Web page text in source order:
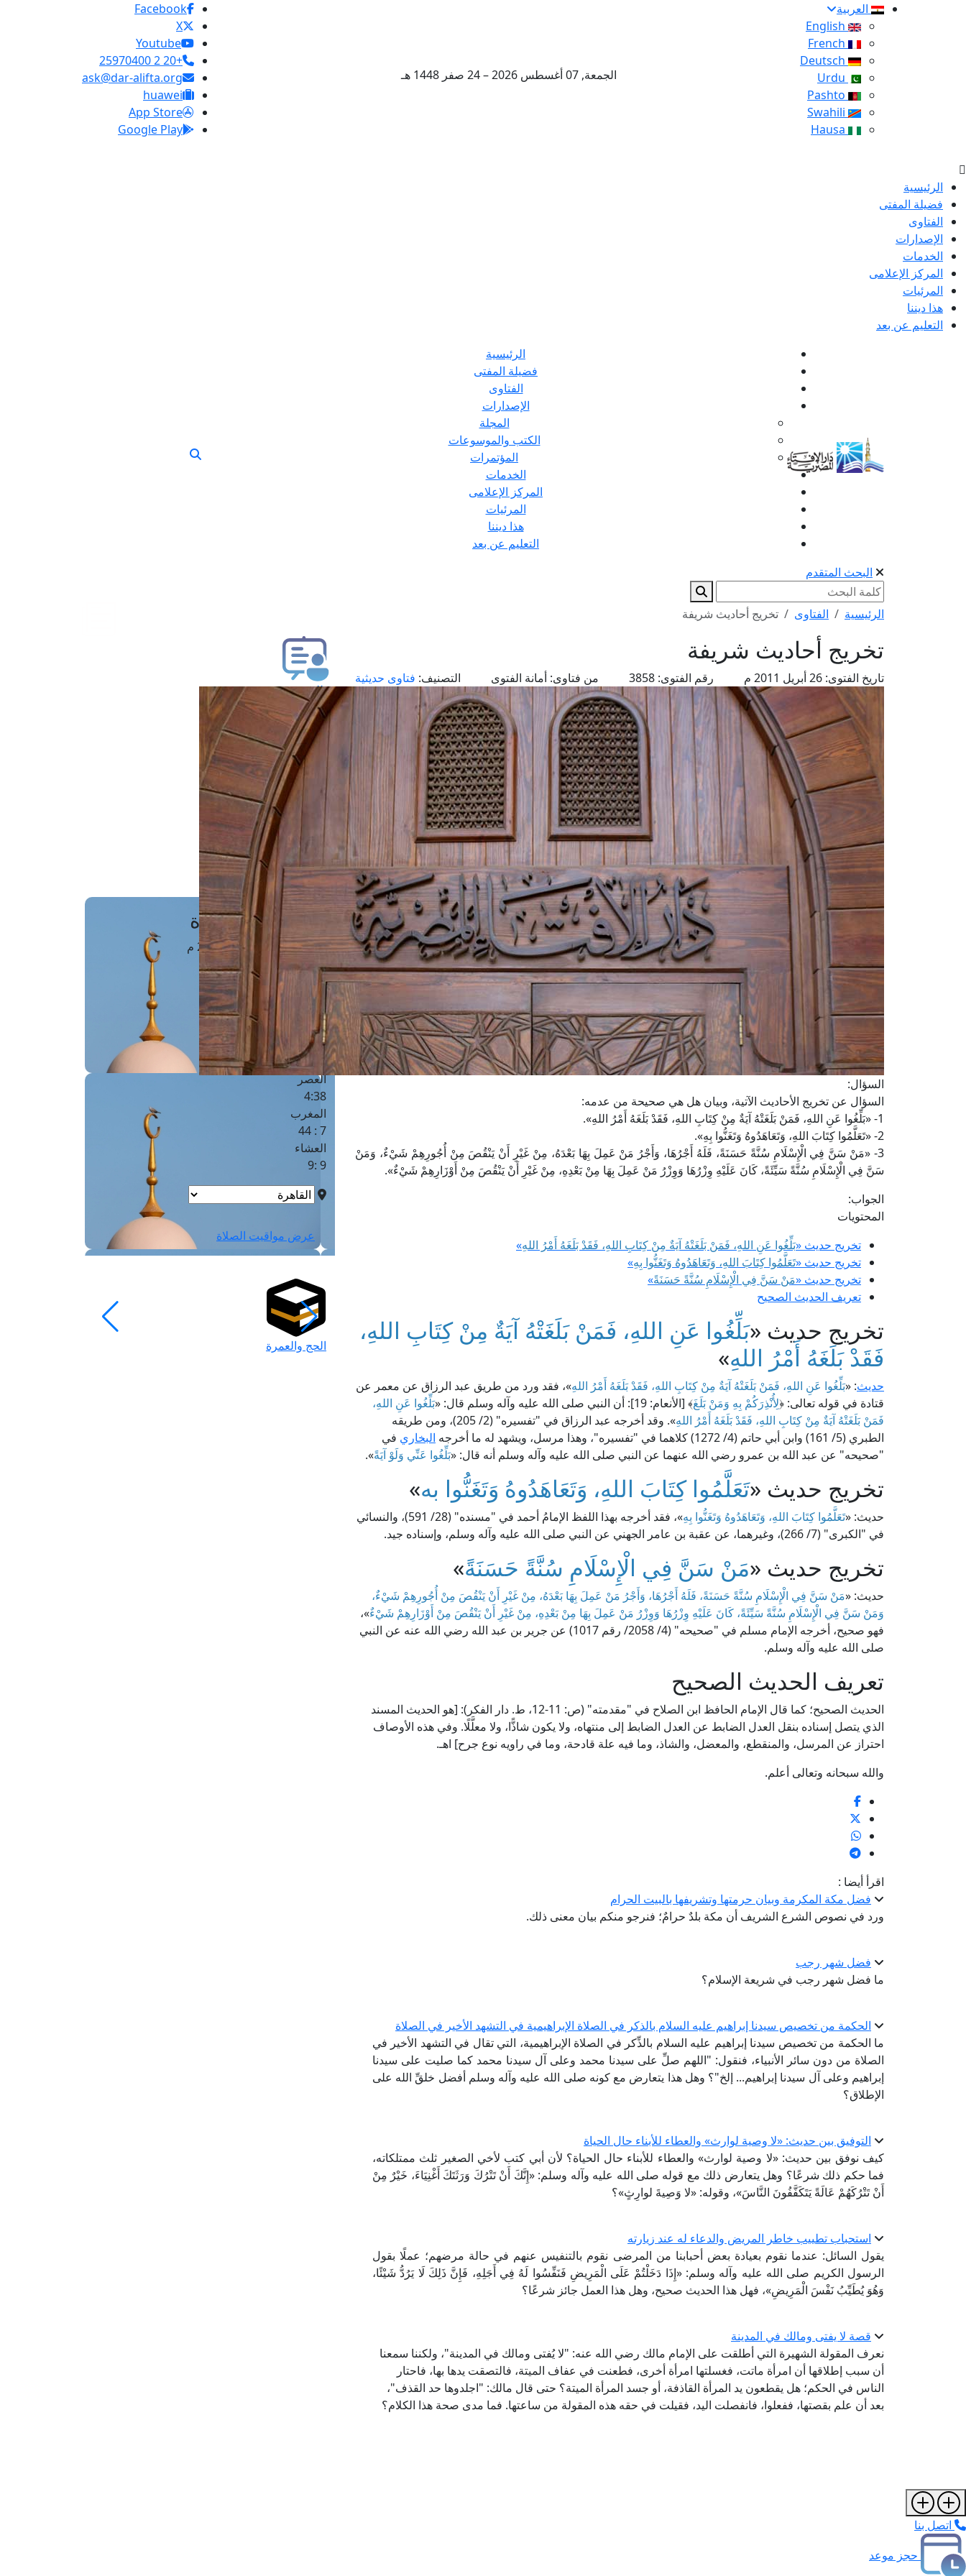
العربية
الجمعة, 07 أغسطس 2026 – 24 صفر 1448 هـ
Facebook
X
Youtube
+20 2 25970400
ask@dar-alifta.org
huawei
App Store
Google Play
الرئيسية
فضيلة المفتى
الفتاوى
الإصدارات
الخدمات
المركز الإعلامى
المرئيات
هذا ديننا
التعليم عن بعد
الرئيسية
فضيلة المفتى
الفتاوى
الإصدارات
المجلة
الكتب والموسوعات
المؤتمرات
الخدمات
المركز الإعلامى
المرئيات
هذا ديننا
التعليم عن بعد
البحث المتقدم
الرئيسية الفتاوى تخريج أحاديث شريفة
تخريج أحاديث شريفة
تاريخ الفتوى: رقم الفتوى: من فتاوى: أمانة الفتوى التصنيف: فتاوى حديثية
السؤال:
السؤال عن تخريج الأحاديث الآتية، وبيان هل هي صحيحة من عدمه:
1- «بَلِّغُوا عَنِ اللهِ، فَمَنْ بَلَغَتْهُ آيَةٌ مِنْ كِتَابِ اللهِ، فَقَدْ بَلَغَهُ أَمْرُ اللهِ».
2- «تَعَلَّمُوا كِتَابَ اللهِ، وَتَعَاهَدُوهُ وَتَغَنُّوا بِهِ».
3- «مَنْ سَنَّ فِي الْإِسْلَامِ سُنَّةً حَسَنَةً، فَلَهُ أَجْرُهَا، وَأَجْرُ مَنْ عَمِلَ بِهَا بَعْدَهُ، مِنْ غَيْرِ أَنْ يَنْقُصَ مِنْ أُجُورِهِمْ شَيْءٌ، وَمَنْ
سَنَّ فِي الْإِسْلَامِ سُنَّةً سَيِّئَةً، كَانَ عَلَيْهِ وِزْرُهَا وَوِزْرُ مَنْ عَمِلَ بِهَا مِنْ بَعْدِهِ، مِنْ غَيْرِ أَنْ يَنْقُصَ مِنْ أَوْزَارِهِمْ شَيْءٌ».
الجواب:
المحتويات
تخريج حديث «بَلِّغُوا عَنِ اللهِ، فَمَنْ بَلَغَتْهُ آيَةٌ مِنْ كِتَابِ اللهِ، فَقَدْ بَلَغَهُ أَمْرُ اللهِ»
تخريج حديث «تَعَلَّمُوا كِتَابَ اللهِ، وَتَعَاهَدُوهُ وَتَغَنُّوا بِهِ»
تخريج حديث «مَنْ سَنَّ فِي الْإِسْلَامِ سُنَّةً حَسَنَةً»
تعريف الحديث الصحيح
تخريج حديث «بَلِّغُوا عَنِ اللهِ، فَمَنْ بَلَغَتْهُ آيَةٌ مِنْ كِتَابِ اللهِ،
فَقَدْ بَلَغَهُ أَمْرُ اللهِ»
حديث: «بَلِّغُوا عَنِ اللهِ، فَمَنْ بَلَغَتْهُ آيَةٌ مِنْ كِتَابِ اللهِ، فَقَدْ بَلَغَهُ أَمْرُ اللهِ»، فقد ورد من طريق عبد الرزاق عن معمر عن
قتادة في قوله تعالى: ﴿لِأُنْذِرَكُمْ بِهِ وَمَنْ بَلَغَ﴾ [الأنعام: 19]: أن النبي صلى الله عليه وآله وسلم قال: «
بَلِّغُوا عَنِ اللهِ،
فَمَنْ بَلَغَتْهُ آيَةٌ مِنْ كِتَابِ اللهِ، فَقَدْ بَلَغَهُ أَمْرُ اللهِ
». وقد أخرجه عبد الرزاق في "تفسيره" (2/ 205)، ومن طريقه
الطبري (5/ 161) وابن أبي حاتم (4/ 1272) كلاهما في "تفسيره"، وهذا مرسل، ويشهد له ما أخرجه
البخاري في
"صحيحه" عن عبد الله بن عمرو رضي الله عنهما عن النبي صلى الله عليه وآله وسلم أنه قال: «بَلِّغُوا عَنِّي وَلَوْ آيَةً».
تخريج حديث «تَعَلَّمُوا كِتَابَ اللهِ، وَتَعَاهَدُوهُ وَتَغَنُّوا به»
حديث: «تَعَلَّمُوا كِتَابَ اللهِ، وَتَعَاهَدُوهُ وَتَغَنُّوا بِهِ
»، فقد أخرجه بهذا اللفظ الإمامُ أحمد في "مسنده" (28/ 591)، والنسائي
في "الكبرى" (7/ 266)، وغيرهما، عن عقبة بن عامر الجهني عن النبي صلى الله عليه وآله وسلم، وإسناده جيد.
تخريج حديث «مَنْ سَنَّ فِي الْإِسْلَامِ سُنَّةً حَسَنَةً»
حديث: «مَنْ سَنَّ فِي الْإِسْلَامِ سُنَّةً حَسَنَةً، فَلَهُ أَجْرُهَا، وَأَجْرُ مَنْ عَمِلَ بِهَا بَعْدَهُ، مِنْ غَيْرِ أَنْ يَنْقُصَ مِنْ أُجُورِهِمْ شَيْءٌ،
وَمَنْ سَنَّ فِي الْإِسْلَامِ سُنَّةً سَيِّئَةً، كَانَ عَلَيْهِ وِزْرُهَا وَوِزْرُ مَنْ عَمِلَ بِهَا مِنْ بَعْدِهِ، مِنْ غَيْرِ أَنْ يَنْقُصَ مِنْ أَوْزَارِهِمْ شَيْءٌ»،
فهو صحيح، أخرجه الإمام مسلم في "صحيحه" (4/ 2058/ رقم 1017) عن جرير بن عبد الله رضي الله عنه عن النبي
صلى الله عليه وآله وسلم.
تعريف الحديث الصحيح
الحديث الصحيح؛ كما قال الإمام الحافظ ابن الصلاح في "مقدمته" (ص: 11-12، ط. دار الفكر): [هو الحديث المسند
الذي يتصل إسناده بنقل العدل الضابط عن العدل الضابط إلى منتهاه، ولا يكون شاذًّا، ولا معلَّلًا. وفي هذه الأوصاف
احتراز عن المرسل، والمنقطع، والمعضل، والشاذ، وما فيه علة قادحة، وما في راويه نوع جرح] اهـ.
والله سبحانه وتعالى أعلم.
اقرأ أيضا :
فضل مكة المكرمة وبيان حرمتها وتشريفها بالبيت الحرام
ورد في نصوص الشرع الشريف أن مكة بلدٌ حرامٌ؛ فنرجو منكم بيان معنى ذلك.
فضل شهر رجب
ما فضل شهر رجب في شريعة الإسلام؟
الحكمة من تخصيص سيدنا إبراهيم عليه السلام بالذكر في الصلاة الإبراهيمية في التشهد الأخير في الصلاة
ما الحكمة من تخصيص سيدنا إبراهيم عليه السلام بالذِّكر في الصلاة الإبراهيمية، التي تقال في التشهد الأخير في
الصلاة من دون سائر الأنبياء، فنقول: "اللهم صلِّ على سيدنا محمد وعلى آل سيدنا محمد كما صليت على سيدنا
إبراهيم وعلى آل سيدنا إبراهيم... إلخ"؟ وهل هذا يتعارض مع كونه صلى الله عليه وآله وسلم أفضل خلقِّ الله على
الإطلاق؟
التوفيق بين حديث: «لا وصية لوارث» والعطاء للأبناء حال الحياة
كيف نوفق بين حديث: «لا وصية لوارث» والعطاء للأبناء حال الحياة؟ لأن أبي كتب لأخي الصغير ثلث ممتلكاته،
فما حكم ذلك شرعًا؟ وهل يتعارض ذلك مع قوله صلى الله عليه وآله وسلم: «إِنَّكَ أَنْ تَتْرُكَ وَرَثَتَكَ أَغْنِيَاءَ، خَيْرٌ مِنْ
أَنْ تَتْرُكَهُمْ عَالَةً يَتَكَفَّفُونَ النَّاسَ»، وقوله: «لا وَصِيةَ لوارِثٍ»؟
استحباب تطييب خاطر المريض والدعاء له عند زيارته
يقول السائل: عندما نقوم بعيادة بعض أحبابنا من المرضى نقوم بالتنفيس عنهم في حالة مرضهم؛ عملًا بقول
الرسول الكريم صلى الله عليه وآله وسلم: «إِذَا دَخَلْتُمْ عَلَى الْمَرِيضِ فَنَفِّسُوا لَهُ فِي أَجَلِهِ، فَإِنَّ ذَلِكَ لَا يَرُدُّ شَيْئًا،
وَهُوَ يُطَيِّبُ نَفْسَ الْمَرِيضِ»، فهل هذا الحديث صحيح، وهل هذا العمل جائز شرعًا؟
قصة لا يفتى ومالك في المدينة
نعرف المقولة الشهيرة التي أطلقت على الإمام مالك رضي الله عنه: "لا يُفتى ومالك في المدينة"، ولكننا سمعنا
أن سبب إطلاقها أن امرأة ماتت، فغسلتها امرأة أخرى، فطعنت في عفاف الميتة، فالتصقت يدها بها، فاحتار
الناس في الحكم؛ هل يقطعون يد المرأة القاذفة، أو جسد المرأة الميتة؟ حتى قال مالك: "اجلدوها حد القذف"،
بعد أن علم بقصتها، ففعلوا، فانفصلت اليد، فقيلت في حقه هذه المقولة من ساعتها. فما مدى صحة هذا الكلام؟
طلب فتوى
استعلام عن فتوى
حجز موعد
الفتوى الهاتفية
مَواقِيتُ الصَّـــلاة
القاهرة · 07 أغسطس 2026 م
الفجر
4 :41
الشروق
6 :17
الظهر
العصر
4:38
المغرب
7 : 44
العشاء
9 :9
عرض مواقيت الصلاة
الحج والعمرة
اتصل بنا
حجز موعد